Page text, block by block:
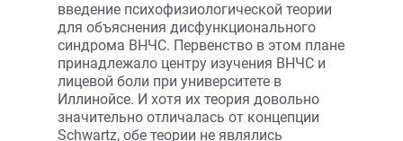
введение психофизиологической теории
для объяснения дисфункционального
синдрома ВНЧС. Первенство в этом плане
принадлежало центру изучения ВНЧС и
лицевой боли при университете в
Иллинойсе. И хотя их теория довольно
значительно отличалась от концепции
Schwartz, обе теории не являлись